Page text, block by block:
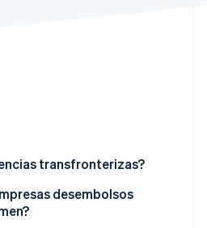
transfronterizas?
desembolsos